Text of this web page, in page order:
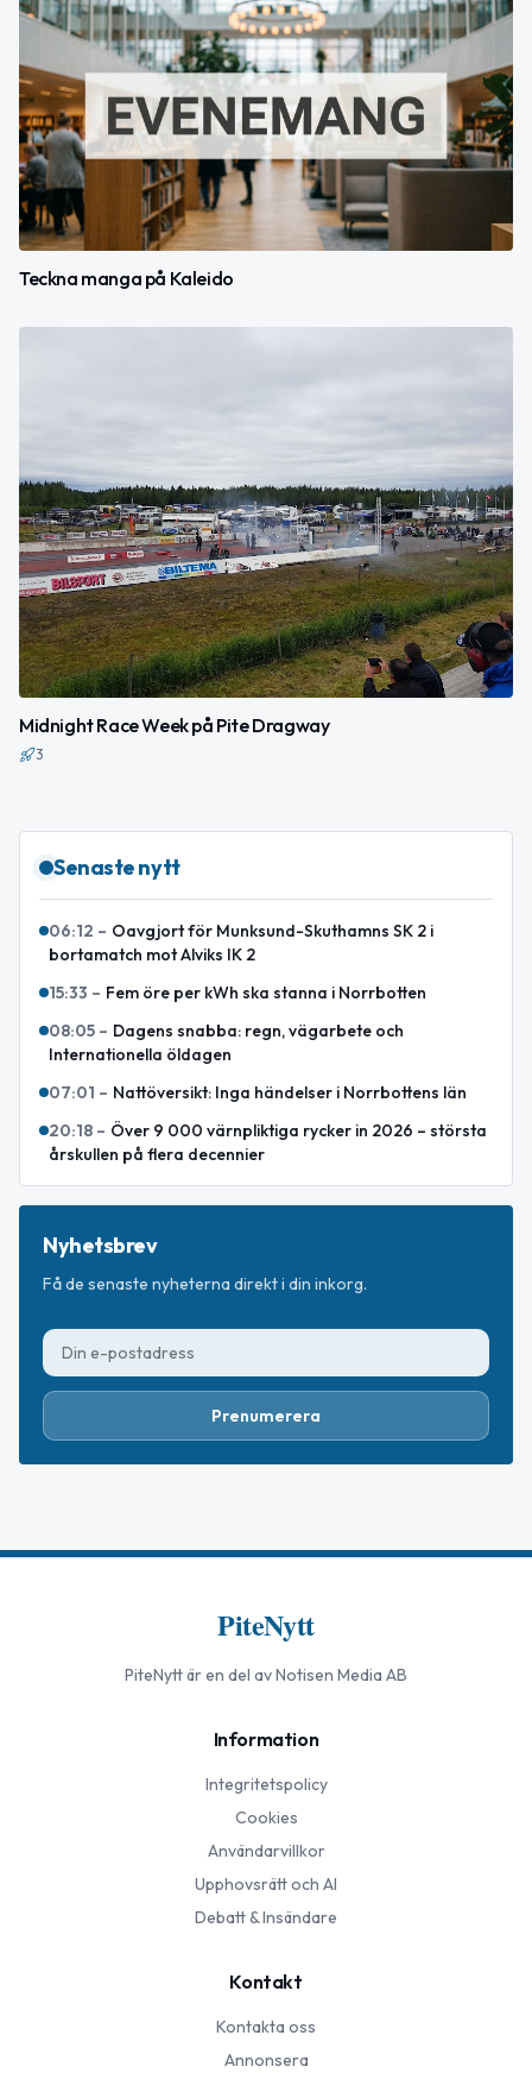
Teckna manga på Kaleido
Midnight Race Week på Pite Dragway
3
Senaste nytt
06:12 – Oavgjort för Munksund-Skuthamns SK 2 i
bortamatch mot Alviks IK 2
15:33 – Fem öre per kWh ska stanna i Norrbotten
08:05 – Dagens snabba: regn, vägarbete och
Internationella öldagen
07:01 – Nattöversikt: Inga händelser i Norrbottens län
20:18 – Över 9 000 värnpliktiga rycker in 2026 – största
årskullen på flera decennier
Nyhetsbrev
Få de senaste nyheterna direkt i din inkorg.
Prenumerera
PiteNytt
PiteNyttär en del av Notisen Media AB
Information
Integritetspolicy
Cookies
Användarvillkor
Upphovsrätt och AI
Debatt & Insändare
Kontakt
Kontakta oss
Annonsera